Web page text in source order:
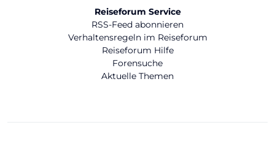
Reiseforum Service
RSS-Feed abonnieren
Verhaltensregeln im Reiseforum
Reiseforum Hilfe
Forensuche
Aktuelle Themen